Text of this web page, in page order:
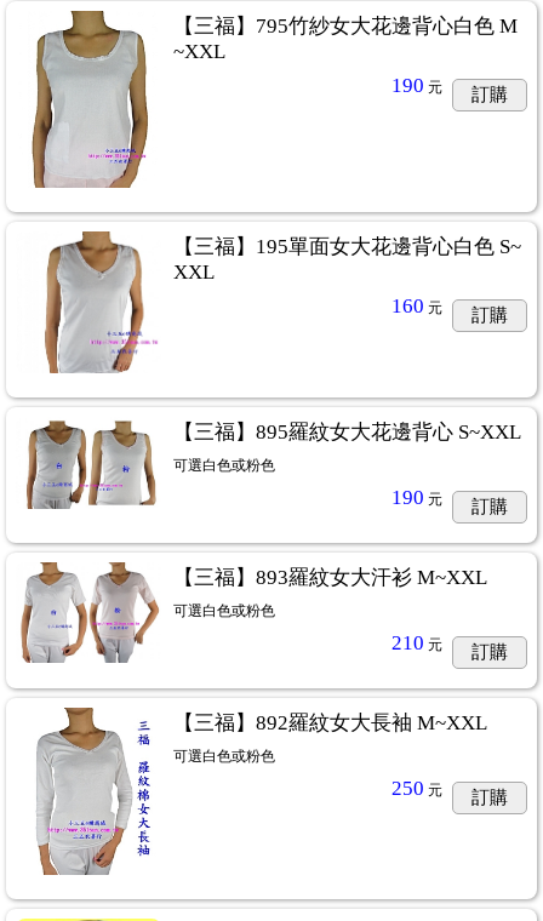
【三福】795竹紗女大花邊背心白色 M
~XXL
190 元 訂購
【三福】195單面女大花邊背心白色 S~
XXL
160 元 訂購
【三福】895羅紋女大花邊背心 S~XXL
可選白色或粉色
190 元 訂購
【三福】893羅紋女大汗衫 M~XXL
可選白色或粉色
210 元 訂購
【三福】892羅紋女大長袖 M~XXL
可選白色或粉色
250 元 訂購